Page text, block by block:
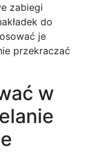
zabiegi
do
je
przekraczać
w